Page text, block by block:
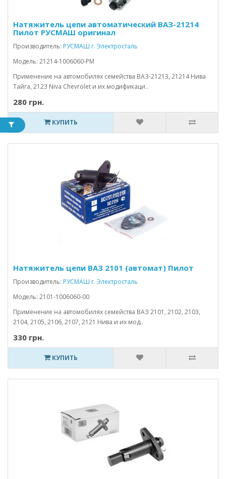
Натяжитель цепи автоматический ВАЗ-21214
Пилот РУСМАШ оригинал
Производитель: РУСМАШ г. Электросталь
Модель: 21214-1006060-РМ
Применение на автомобилях семейства ВАЗ-21213, 21214 Нива
Тайга, 2123 Niva Chevrolet и их модификаци..
280 грн.
КУПИТЬ
Натяжитель цепи ВАЗ 2101 (автомат) Пилот
Производитель: РУСМАШ г. Электросталь
Модель: 2101-1006060-00
Применение на автомобилях семейства ВАЗ 2101, 2102, 2103,
2104, 2105, 2106, 2107, 2121 Нива и их мод..
330 грн.
КУПИТЬ